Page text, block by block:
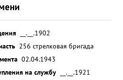
__.__.1902
256 стрелковая бригада
02.04.1943
на службу
__.__.1921